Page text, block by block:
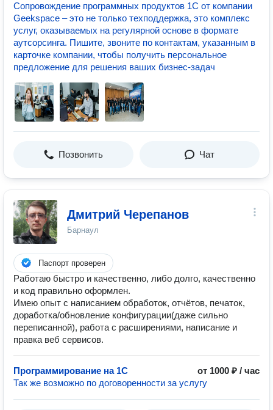
Сопровождение программных продуктов 1С от компании
Geekspace – это не только техподдержка, это комплекс
услуг, оказываемых на регулярной основе в формате
аутсорсинга. Пишите, звоните по контактам, указанным в
карточке компании, чтобы получить персональное
предложение для решения ваших бизнес-задач
Позвонить Чат
Дмитрий Черепанов
Барнаул
Паспорт проверен
Работаю быстро и качественно, либо долго, качественно
и код правильно оформлен.
Имею опыт с написанием обработок, отчётов, печаток,
доработка/обновление конфигурации(даже сильно
переписанной), работа с расширениями, написание и
правка веб сервисов.
Программирование на 1C
от 1000 ₽ / час
Так же возможно по договоренности за услугу